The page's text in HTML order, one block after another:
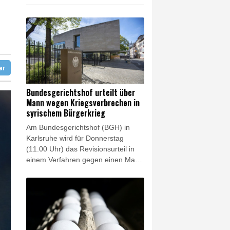
eingeschlagen
dann doch gestorben
Bundesgerichtshof urteilt über
Mann wegen Kriegsverbrechen in
syrischem Bürgerkrieg
Am Bundesgerichtshof (BGH) in
Karlsruhe wird für Donnerstag
(11.00 Uhr) das Revisionsurteil in
einem Verfahren gegen einen Mann
Menschlichkeit und
Kriegsverbrechen im syrischen
Bürgerkrieg erwartet. Als Anführer
einer bewaffneten schiitischen Miliz
mit Verbindungen zur Hisbollah soll